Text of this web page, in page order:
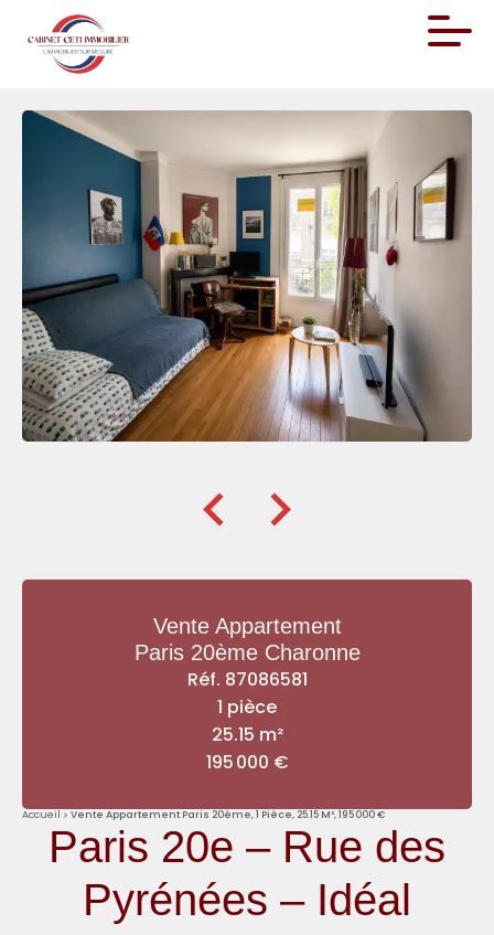
Vente Appartement
Paris 20ème Charonne
Réf. 87086581
1 pièce
25.15 m²
195 000 €
Accueil Vente Appartement Paris 20ème, 1 Pièce, 25.15 M², 195 000 €
Paris 20e – Rue des
Pyrénées – Idéal